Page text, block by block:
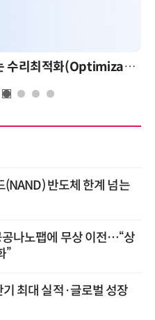
AI 시대의 의사결정을 바꾸는 수리최적화(Optimization): 실제 산업 적용 사례와 활용 전략
반도체 한계 넘는
나노팹에 무상 이전…“상
”
최대 실적·글로벌 성장